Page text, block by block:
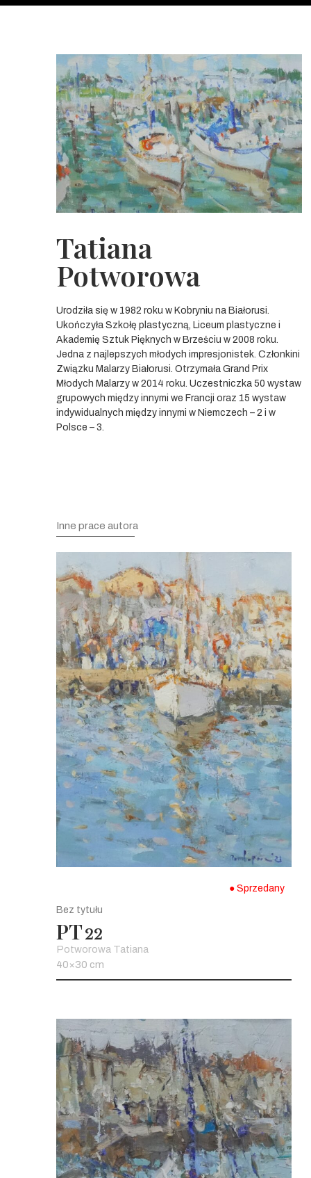
Tatiana
Potworowa
Urodziła się w 1982 roku w Kobryniu na Białorusi.
Ukończyła Szkołę plastyczną, Liceum plastyczne i
Akademię Sztuk Pięknych w Brześciu w 2008 roku.
Jedna z najlepszych młodych impresjonistek. Członkini
Związku Malarzy Białorusi. Otrzymała Grand Prix
Młodych Malarzy w 2014 roku. Uczestniczka 50 wystaw
grupowych między innymi we Francji oraz 15 wystaw
indywidualnych między innymi w Niemczech – 2 i w
Polsce – 3.
Inne prace autora
● Sprzedany
Bez tytułu
PT22
Potworowa Tatiana
40×30 cm